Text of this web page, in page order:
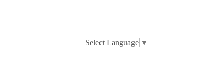
Select Language ▼